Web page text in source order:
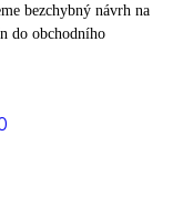
bezchybný návrh na
do obchodního